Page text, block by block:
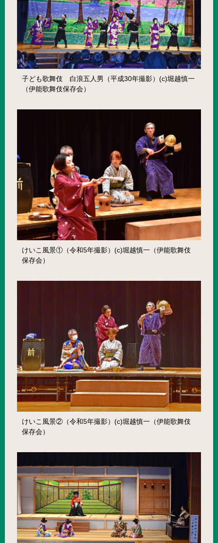
子ども歌舞伎 白浪五人男（平成30年撮影）(c)堀越慎一
（伊能歌舞伎保存会）
けいこ風景①（令和5年撮影）(c)堀越慎一（伊能歌舞伎
保存会）
けいこ風景②（令和5年撮影）(c)堀越慎一（伊能歌舞伎
保存会）